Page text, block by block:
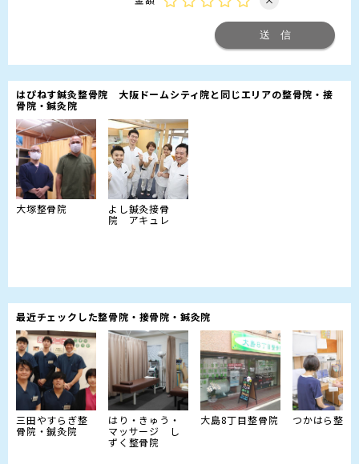
はぴねす鍼灸整骨院 大阪ドームシティ院と同じエリアの整骨院・接
骨院・鍼灸院
大塚整骨院
よし鍼灸接骨
院 アキュレ
最近チェックした整骨院・接骨院・鍼灸院
三田やすらぎ整
骨院・鍼灸院
はり・きゅう・
マッサージ し
ずく整骨院
大島8丁目整骨院 つかはら整骨